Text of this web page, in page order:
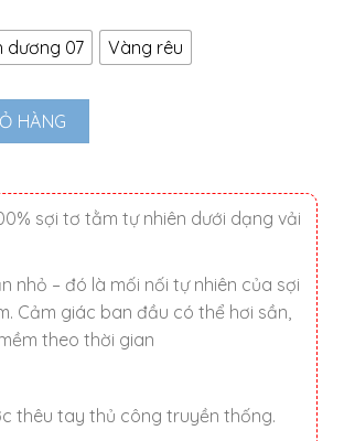
dương 07 Vàng rêu
số lượng
HÀNG
sợi tơ tằm tự nhiên dưới dạng vải
nhỏ – đó là mối nối tự nhiên của sợi
Cảm giác ban đầu có thể hơi sần,
theo thời gian
thêu tay thủ công truyền thống.